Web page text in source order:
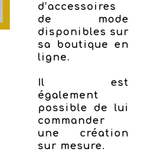
d’accessoires
de mode
disponibles sur
sa boutique en
ligne.
Il est
également
possible de lui
commander
une création
sur mesure.